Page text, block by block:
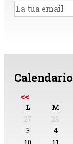
Calendario
<<
L M
27
28
3
4
10
11